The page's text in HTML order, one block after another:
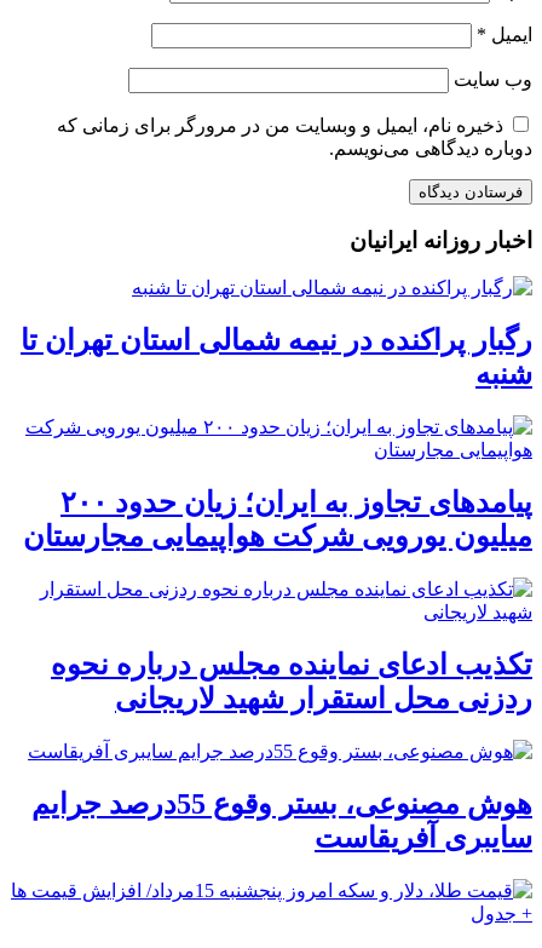
ایمیل *
وب‌ سایت
ذخیره نام، ایمیل و وبسایت من در مرورگر برای زمانی که
دوباره دیدگاهی می‌نویسم.
اخبار روزانه ایرانیان
رگبار پراکنده در نیمه شمالی استان تهران تا
شنبه
پیامدهای تجاوز به ایران؛ زیان حدود ۲۰۰
میلیون یورویی شرکت هواپیمایی مجارستان
تکذیب ادعای نماینده مجلس درباره نحوه
ردزنی محل استقرار شهید لاریجانی
هوش مصنوعی، بستر وقوع 55درصد جرایم
سایبری آفریقاست